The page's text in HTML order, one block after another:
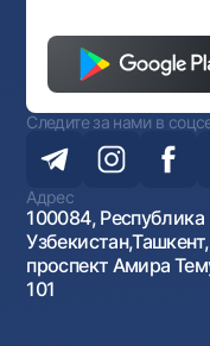
Следите за нами в
Адрес
100084, Республика
Узбекистан,Ташкент,
проспект Амира
101